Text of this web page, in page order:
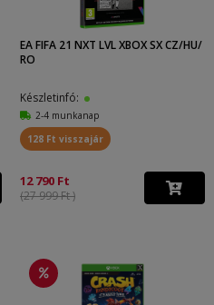
EA FIFA 21 NXT LVL XBOX SX CZ/HU/
RO
Készletinfó:
2-4 munkanap
128 Ft visszajár
12 790 Ft
(27 999 Ft )